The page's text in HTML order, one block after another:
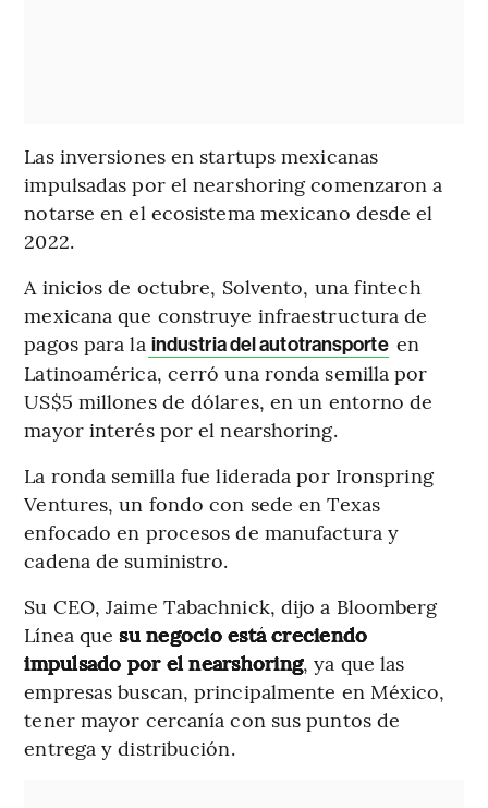
Las inversiones en startups mexicanas
impulsadas por el nearshoring comenzaron a
notarse en el ecosistema mexicano desde el
2022.
A inicios de octubre, Solvento, una fintech
mexicana que construye infraestructura de
pagos para la industria del autotransporte en
Latinoamérica, cerró una ronda semilla por
US$5 millones de dólares, en un entorno de
mayor interés por el nearshoring.
La ronda semilla fue liderada por Ironspring
Ventures, un fondo con sede en Texas
enfocado en procesos de manufactura y
cadena de suministro.
Su CEO, Jaime Tabachnick, dijo a Bloomberg
Línea quesu negocio está creciendo
impulsado por el nearshoring, ya que las
empresas buscan, principalmente en México,
tener mayor cercanía con sus puntos de
entrega y distribución.